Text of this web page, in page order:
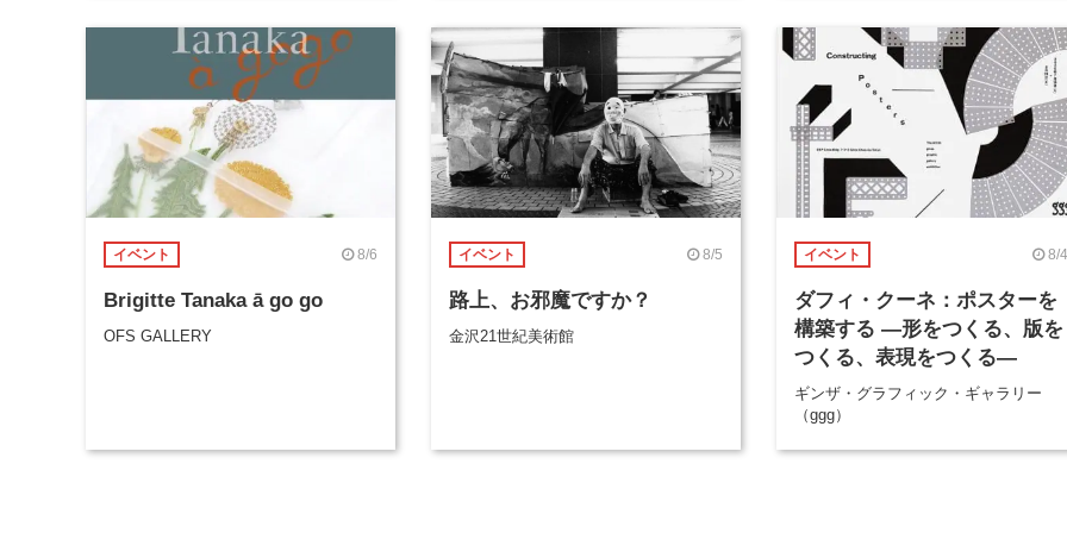
イベント 8/6
Brigitte Tanaka ā go go
OFS GALLERY
イベント 8/5
路上、お邪魔ですか？
金沢21世紀美術館
イベント 8/4
ダフィ・クーネ：ポスターを
構築する ―形をつくる、版を
つくる、表現をつくる―
ギンザ・グラフィック・ギャラリー
（ggg）